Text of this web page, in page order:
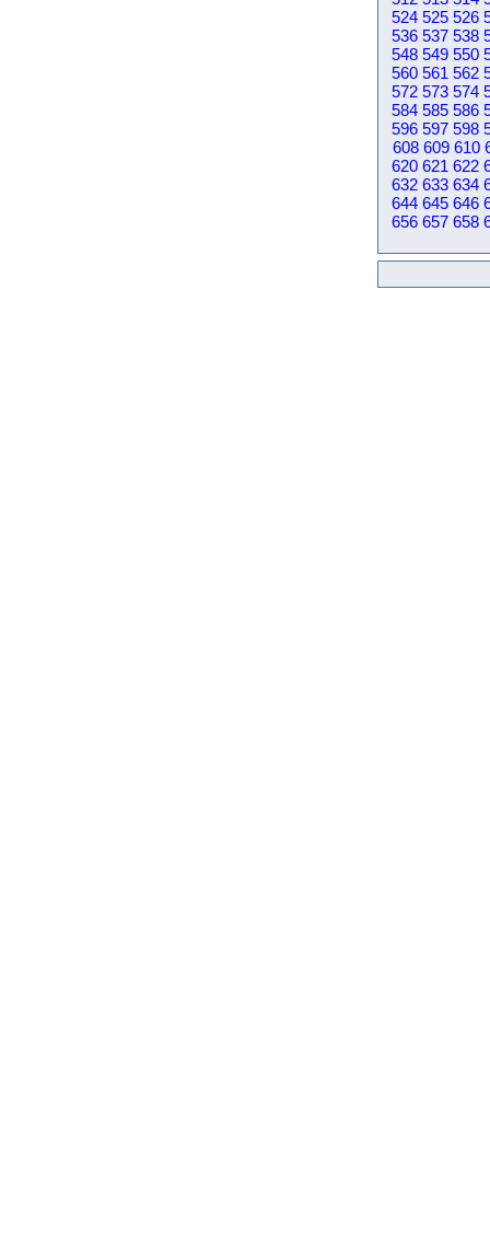
524 525 526
536 537 538
548 549 550
560 561 562
572 573 574
584 585 586
596 597 598
608 609 610
620 621 622
632 633 634
644 645 646
656 657 658